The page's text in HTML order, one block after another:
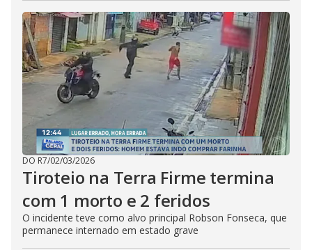
DO R7/02/03/2026
Tiroteio na Terra Firme termina
com 1 morto e 2 feridos
O incidente teve como alvo principal Robson Fonseca, que
permanece internado em estado grave